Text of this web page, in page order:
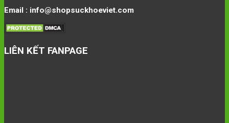
Email : info@shopsuckhoeviet.com
LIÊN KẾT FANPAGE